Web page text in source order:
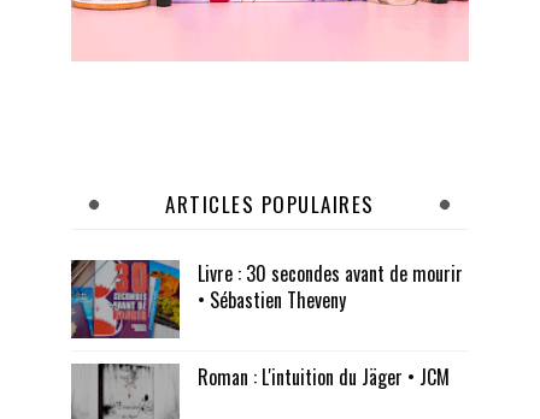
ARTICLES POPULAIRES
Livre : 30 secondes avant de mourir
• Sébastien Theveny
Roman : L'intuition du Jäger • JCM